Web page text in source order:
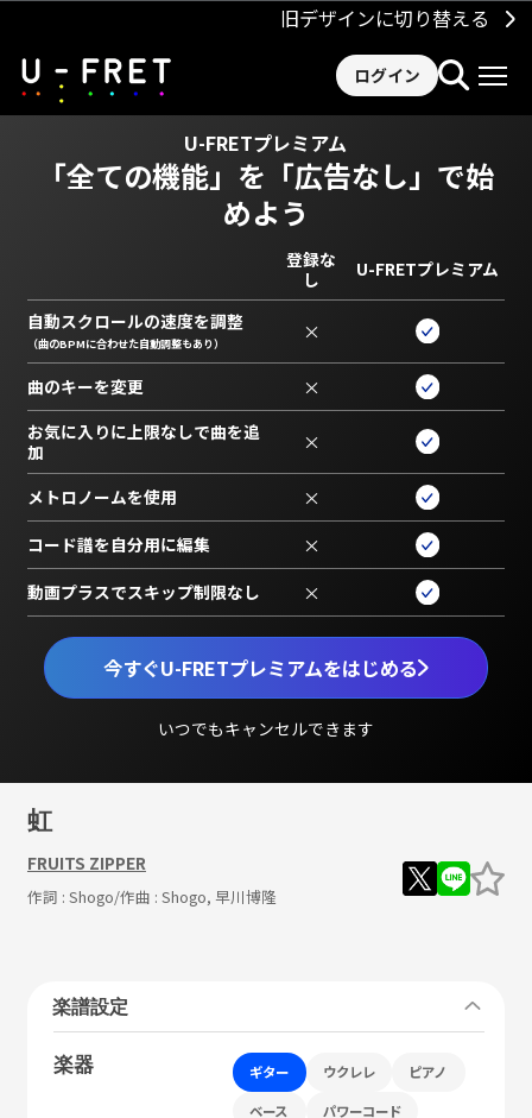
旧デザインに切り替える
ログイン
U-FRETプレミアム
「全ての機能」を 「広告なし」で始
めよう
今すぐU-FRETプレミアムをはじめる
いつでもキャンセルできます
登録な
し
U-FRETプレミアム
自動スクロールの速度を調整
（曲のBPMに合わせた自動調整もあり） ×
曲のキーを変更 ×
お気に入りに上限なしで曲を追
加
×
メトロノームを使用 ×
コード譜を自分用に編集 ×
動画プラスでスキップ制限なし ×
虹
FRUITS ZIPPER
作詞 : Shogo/作曲 : Shogo, 早川博隆
楽譜設定
楽器 ギター ウクレレ ピアノ
ベース パワーコード